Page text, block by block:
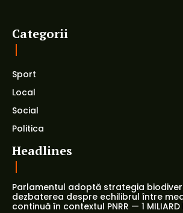
Categorii
Sport
Local
Social
Politica
Headlines
Parlamentul adoptă strategia
dezbaterea despre echilibrul între
continuă în contextul PNRR — 1 MILIARD